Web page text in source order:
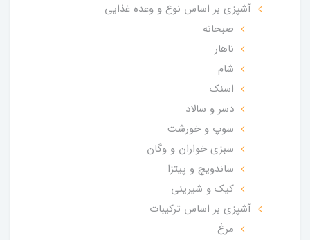
آشپزی بر اساس نوع و وعده غذایی
صبحانه
ناهار
شام
اسنک
دسر و سالاد
سوپ و خورشت
سبزی خواران و وگان
ساندویچ و پیتزا
کیک و شیرینی
آشپزی بر اساس ترکیبات
مرغ